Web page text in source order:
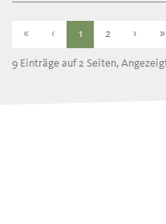
« ‹ 1 2 › »
9 Einträge auf 2 Seiten,